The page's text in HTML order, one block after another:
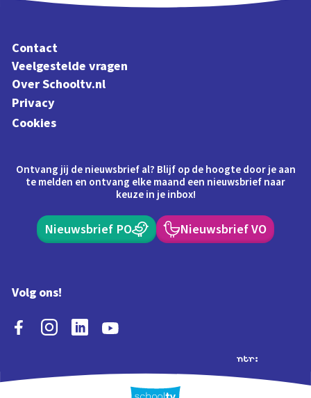
Contact
Veelgestelde vragen
Over Schooltv.nl
Privacy
Cookies
Ontvang jij de nieuwsbrief al? Blijf op de hoogte door je aan
te melden en ontvang elke maand een nieuwsbrief naar
keuze in je inbox!
Nieuwsbrief PO Nieuwsbrief VO
Volg ons!